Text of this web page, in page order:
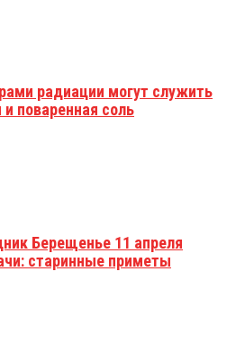
радиации могут служить
поваренная соль
Берещенье 11 апреля
старинные приметы